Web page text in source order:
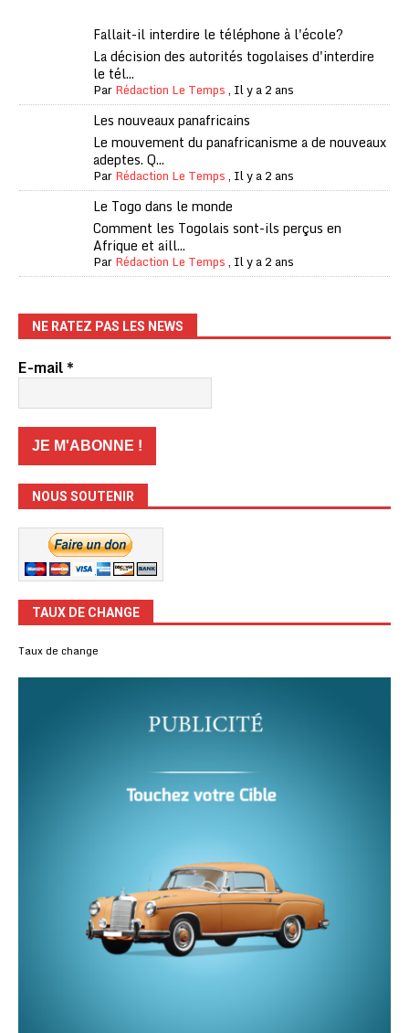
Fallait-il interdire le téléphone à l'école?
La décision des autorités togolaises d'interdire
le tél...
ParRédaction Le Temps, Il y a 2 ans
Les nouveaux panafricains
Le mouvement du panafricanisme a de nouveaux
adeptes. Q...
ParRédaction Le Temps, Il y a 2 ans
Le Togo dans le monde
Comment les Togolais sont-ils perçus en
Afrique et aill...
ParRédaction Le Temps, Il y a 2 ans
NE RATEZ PAS LES NEWS
E-mail*
NOUS SOUTENIR
TAUX DE CHANGE
Taux de change